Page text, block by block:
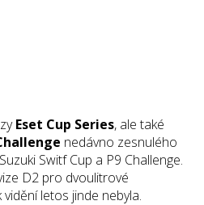
Eset Cup Series, ale také
nedávno zesnulého
Switf Cup a P9 Challenge.
D2 pro dvoulitrové
letos jinde nebyla.